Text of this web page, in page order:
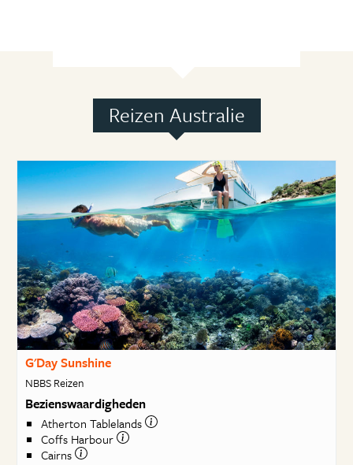
Reizen Australie
G'Day Sunshine
NBBS Reizen
Bezienswaardigheden
Atherton Tablelands
Coffs Harbour
Cairns